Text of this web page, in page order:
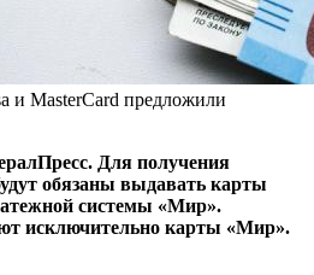
и MasterCard предложили
Для получения
обязаны выдавать карты
системы «Мир».
исключительно карты «Мир».